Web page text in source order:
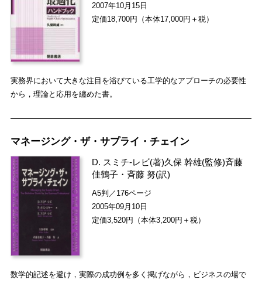
2007年10月15日
定価18,700円（本体17,000円＋税）
実務界において大きな注目を浴びている工学的なアプローチの必要性
から，理論と応用を纏めた書。
マネージング・ザ・サプライ・チェイン
D. スミチ-レビ(著)久保 幹雄(監修)斉藤
佳鶴子 ・ 斉藤 努(訳)
A5判／176ページ
2005年09月10日
定価3,520円（本体3,200円＋税）
数学的記述を避け，実際の成功例を多く掲げながら，ビジネスの場で